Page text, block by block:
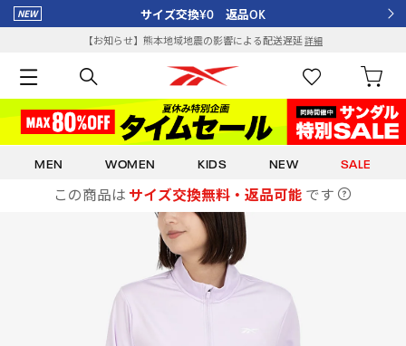
サイズ交換¥0 返品OK
【お知らせ】熊本地域地震の影響による配送遅延詳細
MEN WOMEN KIDS NEW SALE
この商品は サイズ交換無料・返品可能 です